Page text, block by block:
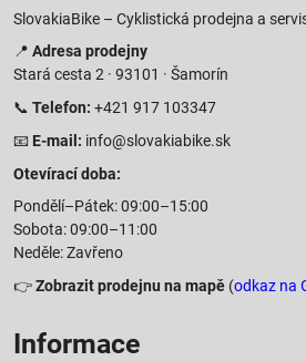
SlovakiaBike – Cyklistická prodejna a
📍 Adresa prodejny
Stará cesta 2 · 93101 · Šamorín
📞 Telefon: +421 917 103347
📧 E-mail: info@slovakiabike.sk
Otevírací doba:
Pondělí–Pátek: 09:00–15:00
Sobota: 09:00–11:00
Neděle: Zavřeno
👉Zobrazit prodejnu na mapě (odkaz na
Informace